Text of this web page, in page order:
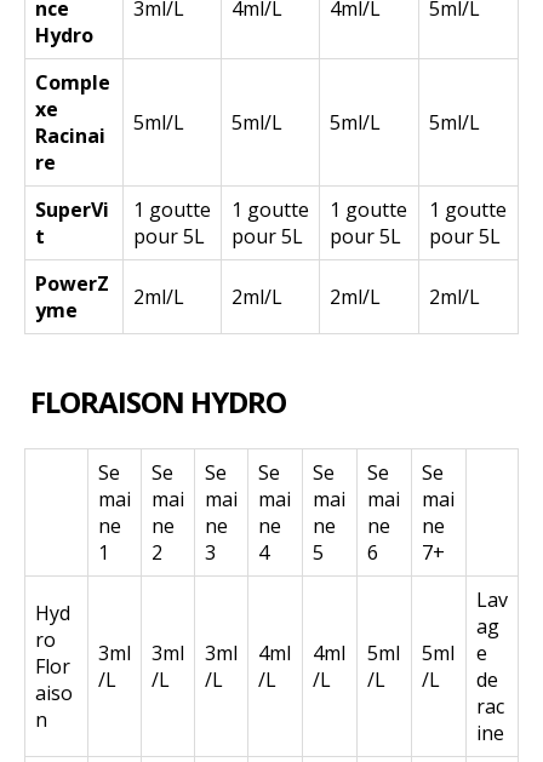
nce
Hydro
3ml/L 4ml/L 4ml/L 5ml/L
Comple
xe
Racinai
re
5ml/L 5ml/L 5ml/L 5ml/L
SuperVi
t
1 goutte
pour 5L
1 goutte
pour 5L
1 goutte
pour 5L
1 goutte
pour 5L
PowerZ
yme
2ml/L 2ml/L 2ml/L 2ml/L
FLORAISON HYDRO
Se
mai
ne
1
Se
mai
ne
2
Se
mai
ne
3
Se
mai
ne
4
Se
mai
ne
5
Se
mai
ne
6
Se
mai
ne
7+
Hyd
ro
Flor
aiso
n
3ml
/L
3ml
/L
3ml
/L
4ml
/L
4ml
/L
5ml
/L
5ml
/L
Lav
ag
e
de
rac
ine